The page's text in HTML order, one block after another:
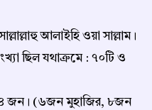
আলাইহি ওয়া সাল্লাম।
ছিল যথাক্রমে : ৭০টি ও
জন। (৬জন মুহাজির, ৮জন